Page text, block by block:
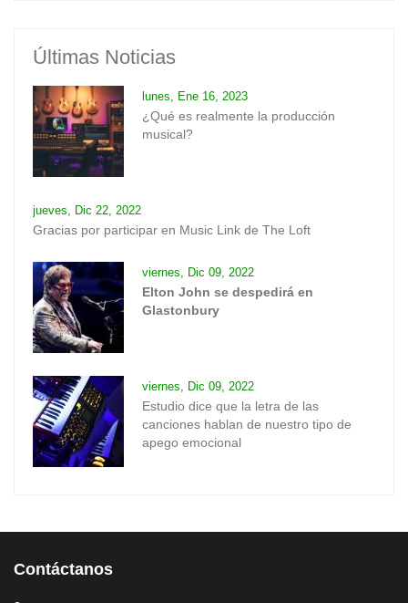
Últimas Noticias
lunes, Ene 16, 2023
¿Qué es realmente la producción
musical?
jueves, Dic 22, 2022
Gracias por participar en Music Link de The Loft
viernes, Dic 09, 2022
Elton John se despedirá en
Glastonbury
viernes, Dic 09, 2022
Estudio dice que la letra de las
canciones hablan de nuestro tipo de
apego emocional
Contáctanos